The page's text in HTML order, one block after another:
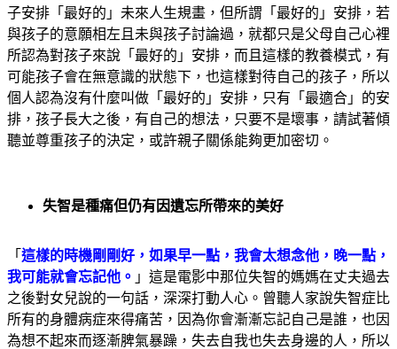
子安排「最好的」未來人生規畫，但所謂「最好的」安排，若
與孩子的意願相左且未與孩子討論過，就都只是父母自己心裡
所認為對孩子來說「最好的」安排，而且這樣的教養模式，有
可能孩子會在無意識的狀態下，也這樣對待自己的孩子，所以
個人認為沒有什麼叫做「最好的」安排，只有「最適合」的安
排，孩子長大之後，有自己的想法，只要不是壞事，請試著傾
聽並尊重孩子的決定，或許親子關係能夠更加密切。
失智是種痛但仍有因遺忘所帶來的美好
「 這樣的時機剛剛好，如果早一點，我會太想念他，晚一點，
我可能就會忘記他。 」這是電影中那位失智的媽媽在丈夫過去
之後對女兒說的一句話，深深打動人心。曾聽人家說失智症比
所有的身體病症來得痛苦，因為你會漸漸忘記自己是誰，也因
為想不起來而逐漸脾氣暴躁，失去自我也失去身邊的人，所以